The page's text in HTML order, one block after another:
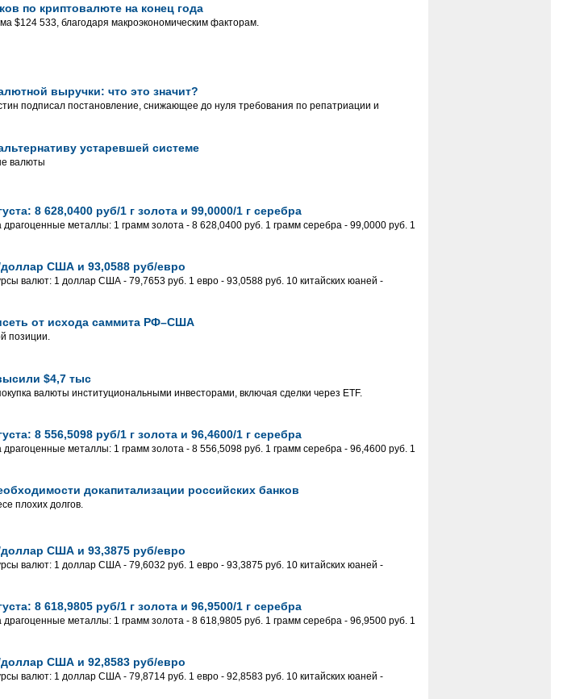
по криптовалюте на конец года
$124 533, благодаря макроэкономическим факторам.
выручки: что это значит?
подписал постановление, снижающее до нуля требования по репатриации и
устаревшей системе
валюты
8 628,0400 руб/1 г золота и 99,0000/1 г серебра
металлы: 1 грамм золота - 8 628,0400 руб. 1 грамм серебра - 99,0000 руб. 1
США и 93,0588 руб/евро
валют: 1 доллар США - 79,7653 руб. 1 евро - 93,0588 руб. 10 китайских юаней -
от исхода саммита РФ–США
позиции.
$4,7 тыс
валюты институциональными инвесторами, включая сделки через ЕТF.
8 556,5098 руб/1 г золота и 96,4600/1 г серебра
металлы: 1 грамм золота - 8 556,5098 руб. 1 грамм серебра - 96,4600 руб. 1
докапитализации российских банков
плохих долгов.
США и 93,3875 руб/евро
валют: 1 доллар США - 79,6032 руб. 1 евро - 93,3875 руб. 10 китайских юаней -
8 618,9805 руб/1 г золота и 96,9500/1 г серебра
металлы: 1 грамм золота - 8 618,9805 руб. 1 грамм серебра - 96,9500 руб. 1
США и 92,8583 руб/евро
валют: 1 доллар США - 79,8714 руб. 1 евро - 92,8583 руб. 10 китайских юаней -